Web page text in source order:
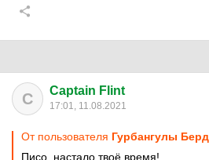
C Captain Flint
17:01, 11.08.2021
От пользователя Гурбангулы
Писо, настало твоё время!